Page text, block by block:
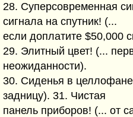
28. Суперсовременная
сигнала на спутник! (...
если доплатите $50,000
29. Элитный цвет! (...
неожиданности).
30. Сиденья в
задницу). 31. Чистая
панель приборов! (... от